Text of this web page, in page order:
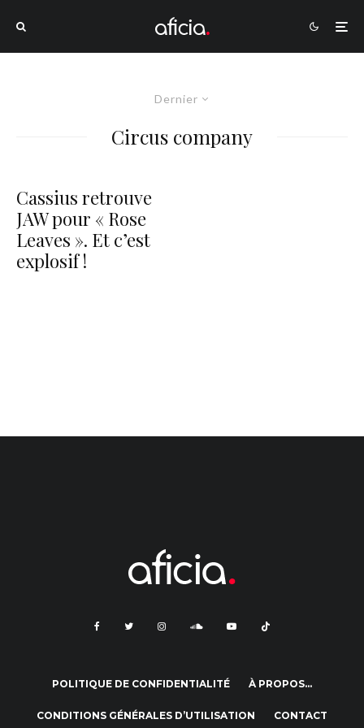
Dernier
Circus company
Cassius retrouve
JAW pour « Rose
Leaves ». Et c’est
explosif !
POLITIQUE DE CONFIDENTIALITÉ À PROPOS…
CONDITIONS GÉNÉRALES D’UTILISATION CONTACT